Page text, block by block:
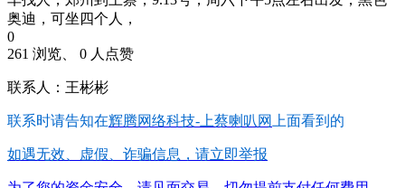
奥迪，可坐四个人，
0
261 浏览、 0 人点赞
联系人：王彬彬
联系时请告知在辉腾网络科技-上蔡喇叭网 上面看到的
如遇无效、虚假、诈骗信息，请立即举报